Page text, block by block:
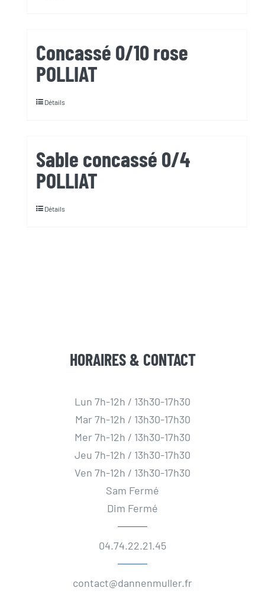
Concassé 0/10 rose
POLLIAT
Détails
Sable concassé 0/4
POLLIAT
Détails
HORAIRES & CONTACT
Lun 7h-12h / 13h30-17h30
Mar 7h-12h / 13h30-17h30
Mer 7h-12h / 13h30-17h30
Jeu 7h-12h / 13h30-17h30
Ven 7h-12h / 13h30-17h30
Sam Fermé
Dim Fermé
04.74.22.21.45
contact@dannenmuller.fr